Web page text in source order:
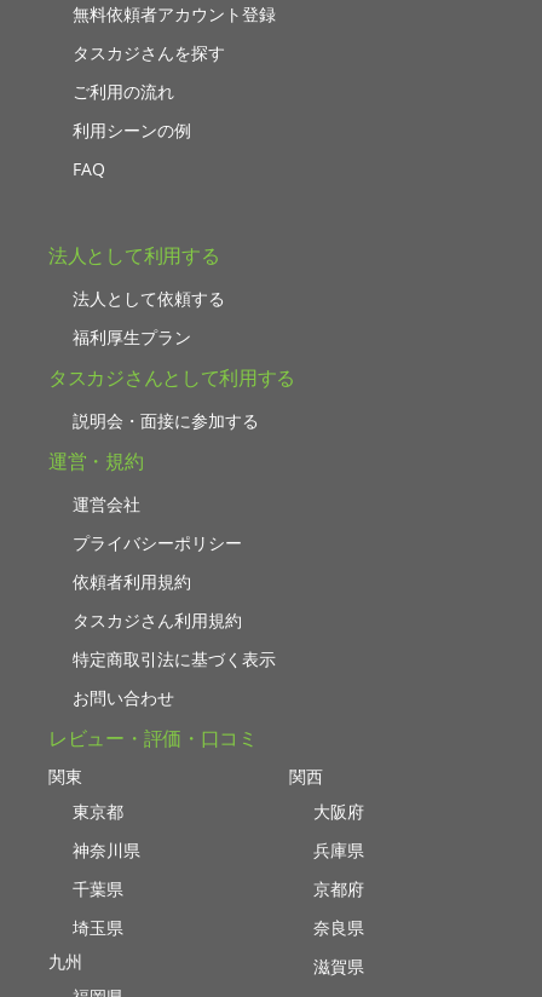
無料依頼者アカウント登録
タスカジさんを探す
ご利用の流れ
利用シーンの例
FAQ
法人として利用する
法人として依頼する
福利厚生プラン
タスカジさんとして利用する
説明会・面接に参加する
運営・規約
運営会社
プライバシーポリシー
依頼者利用規約
タスカジさん利用規約
特定商取引法に基づく表示
お問い合わせ
レビュー・評価・口コミ
関東
東京都
神奈川県
千葉県
埼玉県
九州
関西
大阪府
兵庫県
京都府
奈良県
滋賀県